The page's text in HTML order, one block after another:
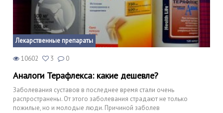
Лекарственные препараты
10602 3 0
Аналоги Терафлекса: какие дешевле?
Заболевания суставов в последнее время стали очень
распространены. От этого заболевания страдают не только
пожилые, но и молодые люди. Причиной заболев